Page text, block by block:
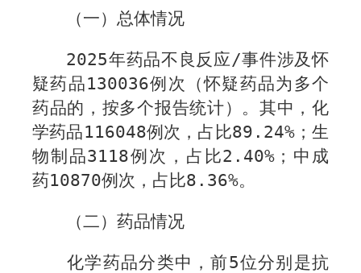
（一）总体情况
2025年药品不良反应/事件涉及怀
疑药品130036例次（怀疑药品为多个
药品的，按多个报告统计）。其中，化
学药品116048例次，占比89.24%；生
物制品3118例次，占比2.40% ；中成
药10870例次，占比8.36%。
（二）药品情况
化学药品分类中，前5位分别是抗